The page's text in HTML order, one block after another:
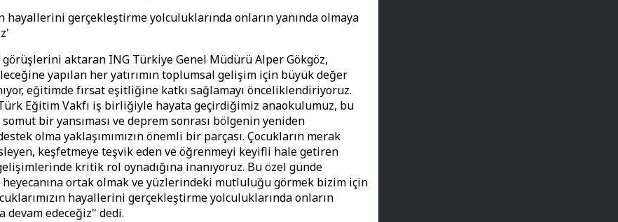
hayallerini gerçekleştirme yolculuklarında onların yanında olmaya
aktaran ING Türkiye Genel Müdürü Alper Gökgöz,
yapılan her yatırımın toplumsal gelişim için büyük değer
eğitimde fırsat eşitliğine katkı sağlamayı önceliklendiriyoruz.
Eğitim Vakfı iş birliğiyle hayata geçirdiğimiz anaokulumuz, bu
bir yansıması ve deprem sonrası bölgenin yeniden
olma yaklaşımımızın önemli bir parçası. Çocukların merak
keşfetmeye teşvik eden ve öğrenmeyi keyifli hale getiren
kritik rol oynadığına inanıyoruz. Bu özel günde
heyecanına ortak olmak ve yüzlerindeki mutluluğu görmek bizim için
hayallerini gerçekleştirme yolculuklarında onların
devam edeceğiz" dedi.